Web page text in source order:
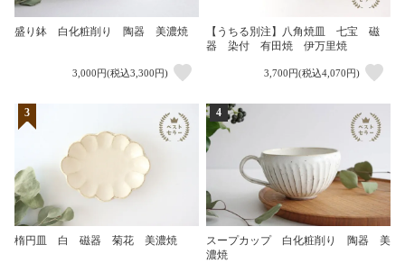
盛り鉢 白化粧削り 陶器 美濃焼
3,000円(税込3,300円)
【うちる別注】八角焼皿 七宝 磁
器 染付 有田焼 伊万里焼
3,700円(税込4,070円)
3
楕円皿 白 磁器 菊花 美濃焼
4
スープカップ 白化粧削り 陶器 美
濃焼